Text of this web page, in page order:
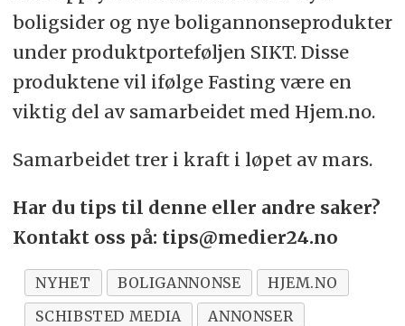
boligsider og nye boligannonseprodukter
under produktporteføljen SIKT. Disse
produktene vil ifølge Fasting være en
viktig del av samarbeidet med Hjem.no.
Samarbeidet trer i kraft i løpet av mars.
Har du tips til denne eller andre saker?
Kontakt oss på: tips@medier24.no
NYHET BOLIGANNONSE
HJEM.NO
SCHIBSTED MEDIA
ANNONSER